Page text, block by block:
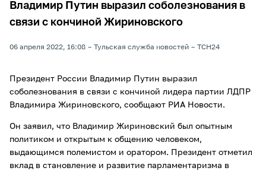
Владимир Путин выразил соболезнования в
связи с кончиной Жириновского
06 апреля 2022, 16:08 Тульская служба новостей ТСН24
Президент России Владимир Путин выразил
соболезнования в связи с кончиной лидера партии ЛДПР
Владимира Жириновского, сообщают РИА Новости.
Он заявил, что Владимир Жириновский был опытным
политиком и открытым к общению человеком,
выдающимся полемистом и оратором. Президент отметил
вклад в становление и развитие парламентаризма в